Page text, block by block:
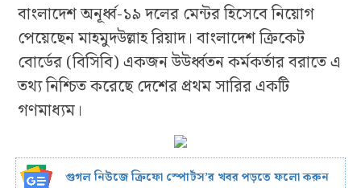
বাংলাদেশ অনূর্ধ্ব-১৯ দলের মেন্টর হিসেবে নিয়োগ
পেয়েছেন মাহমুদউল্লাহ রিয়াদ। বাংলাদেশ ক্রিকেট
বোর্ডের (বিসিবি) একজন উউর্ধ্বতন কর্মকর্তার বরাতে এ
তথ্য নিশ্চিত করেছে দেশের প্রথম সারির একটি
গণমাধ্যম।
গুগল নিউজে ক্রিফো স্পোর্টস’র খবর পড়তে ফলো করুন